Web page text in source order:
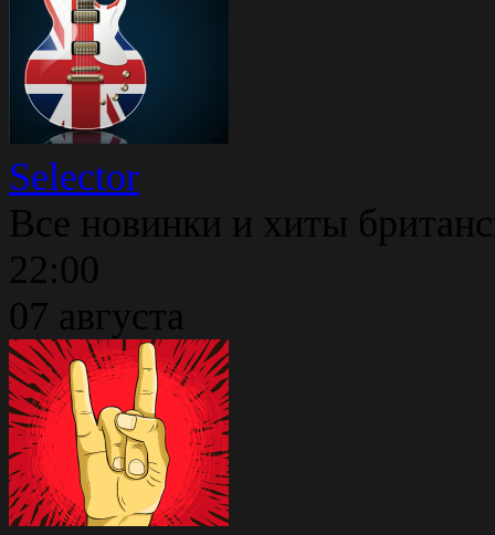
Selector
Все новинки и хиты
22:00
07 августа